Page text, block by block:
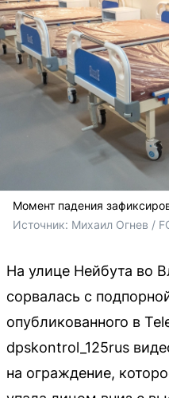
Момент падения
Источник: Михаил Огнев /
На улице Нейбута во
сорвалась с
опубликованного в
dpskontrol_125rus
на ограждение,